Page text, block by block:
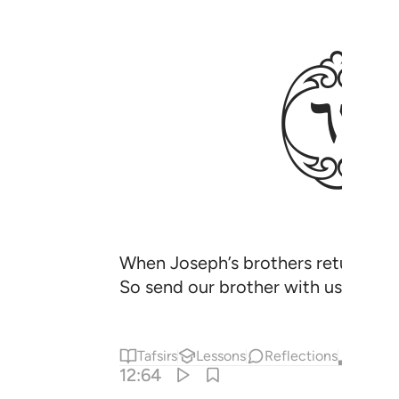
ﳘ
When Joseph’s brothers returned
So send our brother with us so
Tafsirs Lessons Reflections
12:64